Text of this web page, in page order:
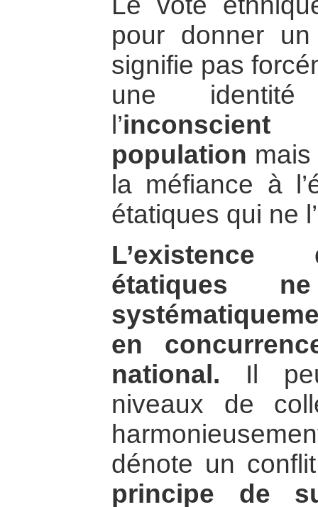
pour donner
signifie pas
une
l’
population mais
la méfiance à
étatiques qui ne
L’existence
étatiques
en
national. Il
niveaux de
dénote un
principe de